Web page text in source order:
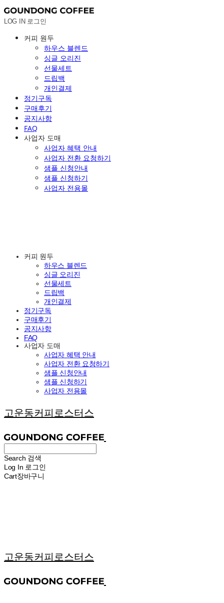
LOG IN 로그인
커피 원두
하우스 블렌드
싱글 오리진
선물세트
드립백
개인결제
정기구독
구매후기
공지사항
FAQ
사업자 도매
사업자 혜택 안내
사업자 전환 요청하기
샘플 신청안내
샘플 신청하기
사업자 전용몰
커피 원두
하우스 블렌드
싱글 오리진
선물세트
드립백
개인결제
정기구독
구매후기
공지사항
FAQ
사업자 도매
사업자 혜택 안내
사업자 전환 요청하기
샘플 신청안내
샘플 신청하기
사업자 전용몰
고운동커피로스터스
Search 검색
Log In 로그인
Cart장바구니
고운동커피로스터스